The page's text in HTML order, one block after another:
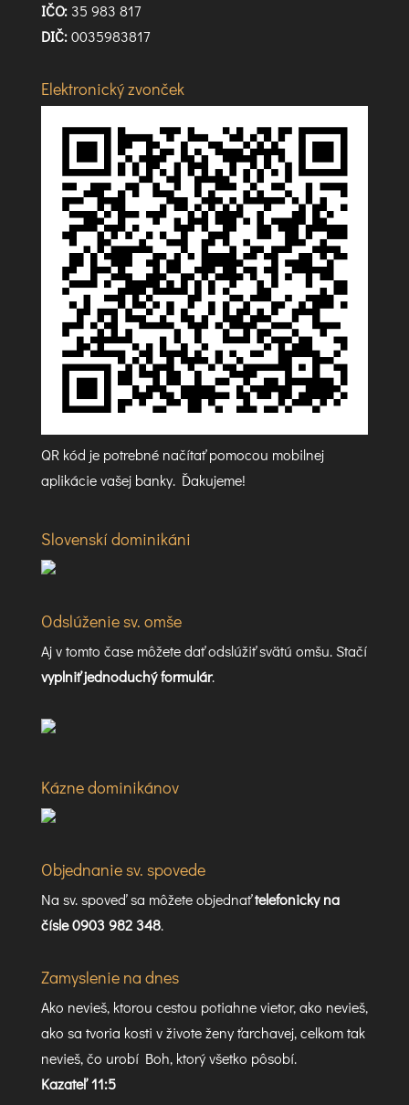
IČO:35 983 817
DIČ:0035983817
Elektronický zvonček
QR kód je potrebné načítať pomocou mobilnej
aplikácie vašej banky. Ďakujeme!
Slovenskí dominikáni
Odslúženie sv. omše
Aj v tomto čase môžete dať odslúžiť svätú omšu. Stačí
vyplniť jednoduchý formulár.
Kázne dominikánov
Objednanie sv. spovede
Na sv. spoveď sa môžete objednaťtelefonicky na
čísle 0903 982 348.
Zamyslenie na dnes
Ako nevieš, ktorou cestou potiahne vietor, ako nevieš,
ako sa tvoria kosti v živote ženy ťarchavej, celkom tak
nevieš, čo urobí Boh, ktorý všetko pôsobí.
Kazateľ 11:5